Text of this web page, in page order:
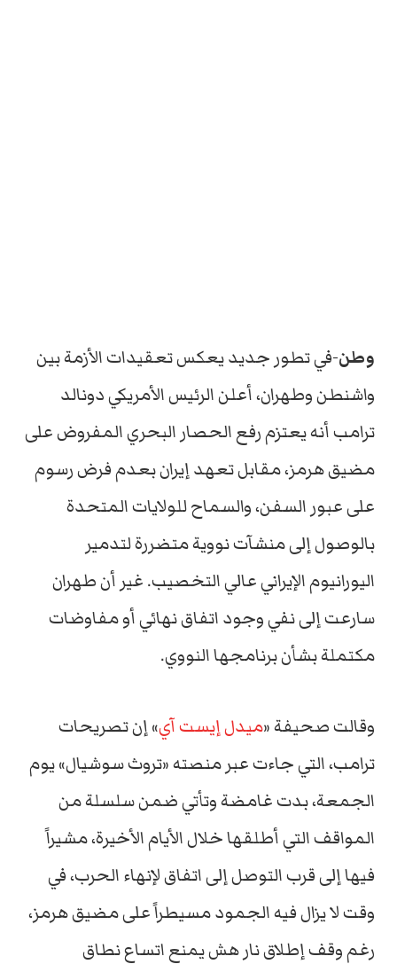
وطن-في تطور جديد يعكس تعقيدات الأزمة بين
واشنطن وطهران، أعلن الرئيس الأمريكي دونالد
ترامب أنه يعتزم رفع الحصار البحري المفروض على
مضيق هرمز، مقابل تعهد إيران بعدم فرض رسوم
على عبور السفن، والسماح للولايات المتحدة
بالوصول إلى منشآت نووية متضررة لتدمير
اليورانيوم الإيراني عالي التخصيب. غير أن طهران
سارعت إلى نفي وجود اتفاق نهائي أو مفاوضات
مكتملة بشأن برنامجها النووي.
وقالت صحيفة «ميدل إيست آي» إن تصريحات
ترامب، التي جاءت عبر منصته «تروث سوشيال» يوم
الجمعة، بدت غامضة وتأتي ضمن سلسلة من
المواقف التي أطلقها خلال الأيام الأخيرة، مشيراً
فيها إلى قرب التوصل إلى اتفاق لإنهاء الحرب، في
وقت لا يزال فيه الجمود مسيطراً على مضيق هرمز،
رغم وقف إطلاق نار هش يمنع اتساع نطاق